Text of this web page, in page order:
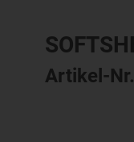
Artikel-